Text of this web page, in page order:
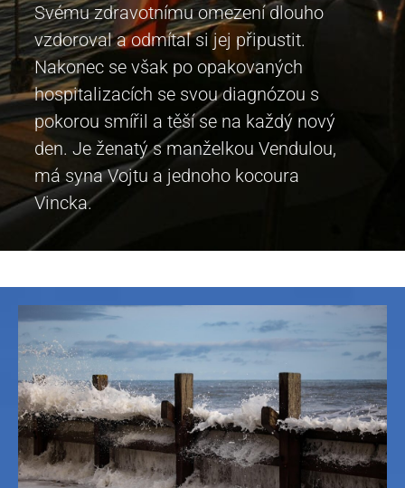
Svému zdravotnímu omezení dlouho
vzdoroval a odmítal si jej připustit.
Nakonec se však po opakovaných
hospitalizacích se svou diagnózou s
pokorou smířil a těší se na každý nový
den. Je ženatý s manželkou Vendulou,
má syna Vojtu a jednoho kocoura
Vincka.